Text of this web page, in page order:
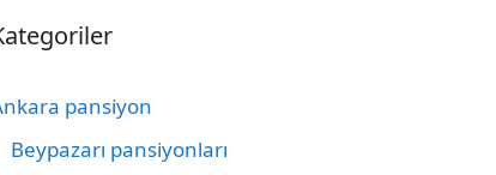
pansiyon
Beypazarı pansiyonları